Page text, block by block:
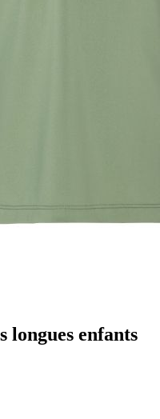
longues enfants